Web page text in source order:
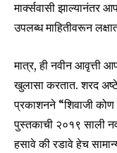
मार्क्सवासी झाल्यानंतर
उपलब्ध माहितीवरून
मात्र, ही नवीन आवृत्ती
खुलासा करतात. शरद
प्रकाशनने “शिवाजी कोण
पुस्तकाची २०१९ साली
हसावे की रडावे हेच